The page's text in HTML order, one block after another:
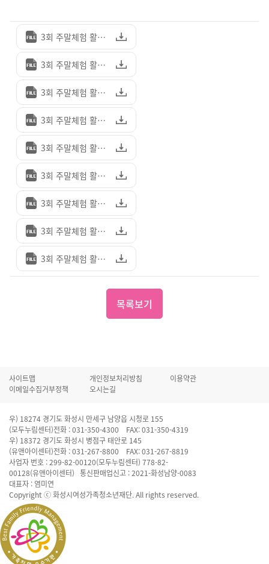
3회 주말체험 활동 카드뉴스 1.jpg (428.49KB)
3회 주말체험 활동 카드뉴스 2.jpg (344.26KB)
3회 주말체험 활동 카드뉴스 3.jpg (597.67KB)
3회 주말체험 활동 카드뉴스 4.jpg (645.94KB)
3회 주말체험 활동 카드뉴스 5.jpg (623.88KB)
3회 주말체험 활동 카드뉴스 6.jpg (603.88KB)
3회 주말체험 활동 카드뉴스 7.jpg (826.43KB)
3회 주말체험 활동 카드뉴스 8.jpg (726.55KB)
3회 주말체험 활동 카드뉴스 9.jpg (332.36KB)
목록보기
사이트맵 개인정보처리방침
이용약관
이메일수집거부정책
오시는길
우) 18274 경기도 화성시 만세구 남양읍 시청로 155
(모두누림센터)전화 : 031-350-4300 FAX: 031-350-4319
우) 18372 경기도 화성시 병점구 태안로 145
(유앤아이센터)전화 : 031-267-8800 FAX: 031-267-8819
사업자 번호 : 299-82-00120(모두누림센터) 778-82-
00128(유앤아이센터) 통신판매업신고 : 2021-화성남양-0083
대표자 : 염미연
Copyright ⓒ 화성시여성가족청소년재단. All rights reserved.